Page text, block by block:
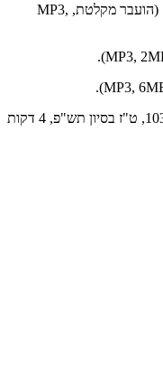
, ט"ז בסיון תשנ"ה, 4 דקות, ערוץ 7 (הועבר מקלטת, MP3,
, התכנית "תחשבו טוב" ברדיו 103FM, ט"ז בסיון תש"פ, 4 דקות